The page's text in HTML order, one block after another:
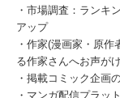
・市場調査：ランキ
アップ
・作家(漫画家・原
る作家さんへお声が
・掲載コミック企画
・マンガ配信プラッ